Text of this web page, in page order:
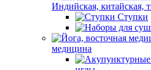
Индийская, китайская,
Ступки
медицина